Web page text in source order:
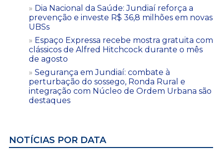
Dia Nacional da Saúde: Jundiaí reforça a
prevenção e investe R$ 36,8 milhões em novas
UBSs
Espaço Expressa recebe mostra gratuita com
clássicos de Alfred Hitchcock durante o mês
de agosto
Segurança em Jundiaí: combate à
perturbação do sossego, Ronda Rural e
integração com Núcleo de Ordem Urbana são
destaques
NOTÍCIAS POR DATA